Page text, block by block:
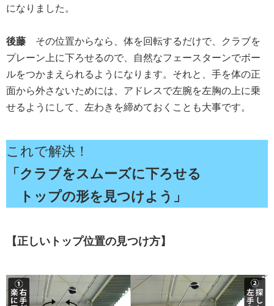
になりました。
後藤 その位置からなら、体を回転するだけで、クラブを
プレーン上に下ろせるので、自然なフェースターンでボー
ルをつかまえられるようになります。それと、手を体の正
面から外さないためには、アドレスで左腕を左胸の上に乗
せるようにして、左わきを締めておくことも大事です。
これで解決！
「クラブをスムーズに下ろせる
トップの形を見つけよう」
【正しいトップ位置の見つけ方】